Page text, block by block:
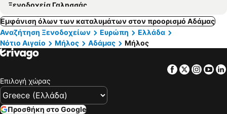
Ξενοδοχεία Γαλησσάς
Εμφάνιση όλων των καταλυμάτων στον προορισμό Αδάμας
Αναζήτηση Ξενοδοχείων
Ευρώπη
Ελλάδα
Νότιο Αιγαίο
Μήλος Αδάμας Μήλος
Facebook
Twitter
Επιλογή χώρας
Προσθήκη στο Google